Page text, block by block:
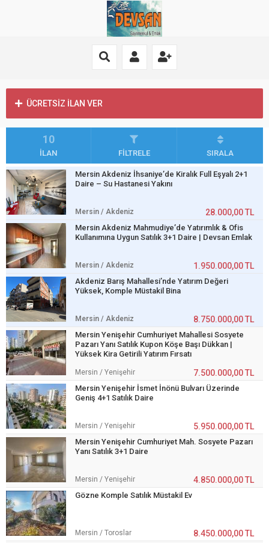
ÜCRETSİZ İLAN VER
10
İLAN FİLTRELE SIRALA
Mersin Akdeniz İhsaniye’de Kiralık Full Eşyalı 2+1
Daire – Su Hastanesi Yakını
Mersin / Akdeniz 28.000,00 TL
Mersin Akdeniz Mahmudiye’de Yatırımlık & Ofis
Kullanımına Uygun Satılık 3+1 Daire | Devsan Emlak
Mersin / Akdeniz 1.950.000,00 TL
Akdeniz Barış Mahallesi’nde Yatırım Değeri
Yüksek, Komple Müstakil Bina
Mersin / Akdeniz 8.750.000,00 TL
Mersin Yenişehir Cumhuriyet Mahallesi Sosyete
Pazarı Yanı Satılık Kupon Köşe Başı Dükkan |
Yüksek Kira Getirili Yatırım Fırsatı
Mersin / Yenişehir 7.500.000,00 TL
Mersin Yenişehir İsmet İnönü Bulvarı Üzerinde
Geniş 4+1 Satılık Daire
Mersin / Yenişehir 5.950.000,00 TL
Mersin Yenişehir Cumhuriyet Mah. Sosyete Pazarı
Yanı Satılık 3+1 Daire
Mersin / Yenişehir 4.850.000,00 TL
Gözne Komple Satılık Müstakil Ev
Mersin / Toroslar 8.450.000,00 TL